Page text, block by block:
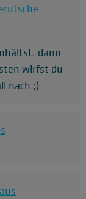
dann
wirfst du
nach ;)